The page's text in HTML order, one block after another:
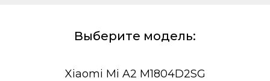
Выберите модель:
Xiaomi Mi A2 M1804D2SG